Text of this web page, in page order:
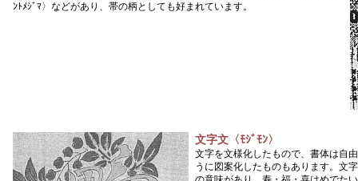
ﾝﾄﾒｼﾞﾏ〉などがあり、帯の柄としても好まれています。
文字文〈ﾓｼﾞﾓﾝ〉
文字を文様化したもので、書体は自
うに図案化したものもあります。文